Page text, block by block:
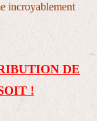
incroyablement
DE
!